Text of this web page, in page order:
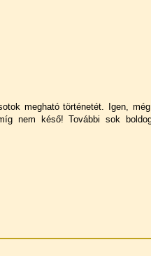
megható történetét. Igen,
nem késő! További sok